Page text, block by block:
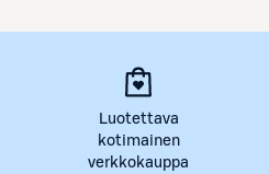
Luotettava
kotimainen
verkkokauppa